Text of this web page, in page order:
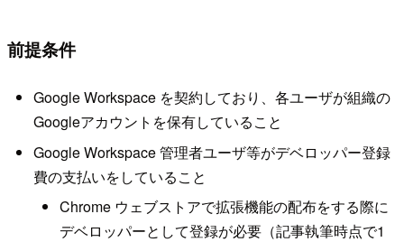
前提条件
Google Workspace を契約しており、各ユーザが組織の
Googleアカウントを保有していること
Google Workspace 管理者ユーザ等がデベロッパー登録
費の支払いをしていること
Chrome ウェブストアで拡張機能の配布をする際に
デベロッパーとして登録が必要（記事執筆時点で1